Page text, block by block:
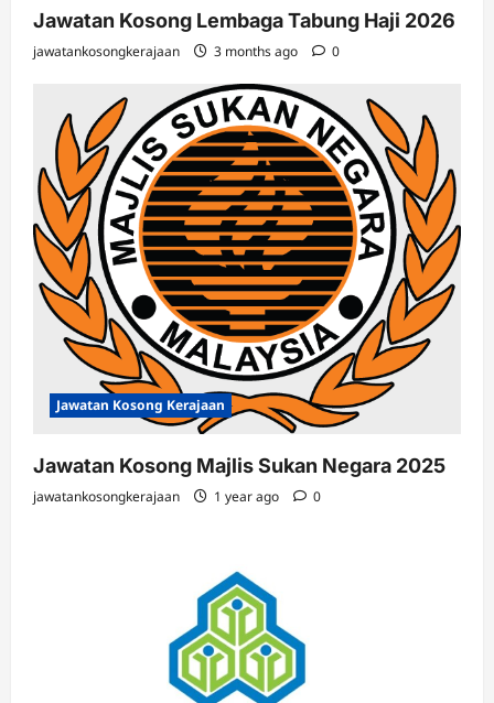
Jawatan Kosong Lembaga Tabung Haji 2026
jawatankosongkerajaan 3 months ago 0
Jawatan Kosong Kerajaan
Jawatan Kosong Majlis Sukan Negara 2025
jawatankosongkerajaan 1 year ago 0